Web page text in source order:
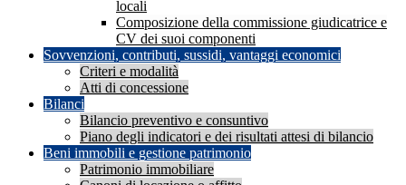
locali
Composizione della commissione giudicatrice e
CV dei suoi componenti
Sovvenzioni, contributi, sussidi, vantaggi economici
Criteri e modalità
Atti di concessione
Bilanci
Bilancio preventivo e consuntivo
Piano degli indicatori e dei risultati attesi di bilancio
Beni immobili e gestione patrimonio
Patrimonio immobiliare